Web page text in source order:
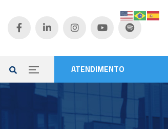
ATENDIMENTO